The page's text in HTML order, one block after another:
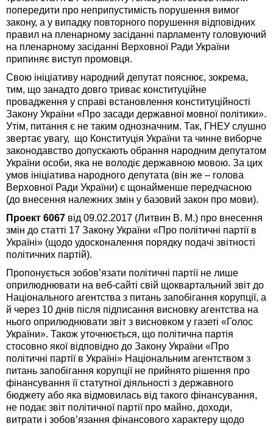
попередити про неприпустимість порушення вимог
закону, а у випадку повторного порушення відповідних
правил на пленарному засіданні парламенту головуючий
на пленарному засіданні Верховної Ради України
припиняє виступ промовця.
Свою ініціативу народний депутат пояснює, зокрема,
тим, що занадто довго триває конституційне
провадження у справі встановлення конституційності
Закону України «Про засади державної мовної політики».
Утім, питання є не таким однозначним. Так, ГНЕУ слушно
звертає увагу, що Конституція України та чинне виборче
законодавство допускають обрання народним депутатом
України особи, яка не володіє державною мовою. За цих
умов ініціатива народного депутата (він же – голова
Верховної Ради України) є щонайменше передчасною
(до внесення належних змін у базовий закон про мови).
Проект 6067 від 09.02.2017 (Литвин В. М.) про внесення
змін до статті 17 Закону України «Про політичні партії в
Україні» (щодо удосконалення порядку подачі звітності
політичних партій).
Пропонується зобов’язати політичні партії не лише
оприлюднювати на веб-сайті свій щоквартальний звіт до
Національного агентства з питань запобігання корупції, а
й через 10 днів після підписання висновку агентства на
нього оприлюднювати звіт з висновком у газеті «Голос
України». Також уточнюється, що політична партія
стосовно якої відповідно до Закону України «Про
політичні партії в Україні» Національним агентством з
питань запобігання корупції не прийнято рішення про
фінансування її статутної діяльності з державного
бюджету або яка відмовилась від такого фінансування,
не подає звіт політичної партії про майно, доходи,
витрати і зобов’язання фінансового характеру щодо